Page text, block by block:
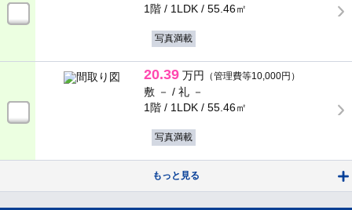
1階 / 1LDK / 55.46㎡
写真満載
20.39 万円 （管理費等10,000円）
敷 － / 礼 －
1階 / 1LDK / 55.46㎡
写真満載
もっと見る
ＩＨクッキングヒータ
食器洗い乾燥機 ディスポーザー